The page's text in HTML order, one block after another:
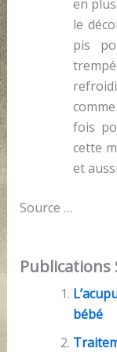
en
le
pis
fois
cette
et
Source …
Publications
bébé